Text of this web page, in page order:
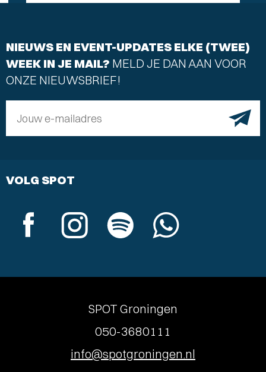
NIEUWS EN EVENT-UPDATES ELKE (TWEE)
WEEK IN JE MAIL? MELD JE DAN AAN VOOR
ONZE NIEUWSBRIEF!
Jouw e-mailadres
VOLG SPOT
SPOT Groningen
050-3680111
info@spotgroningen.nl